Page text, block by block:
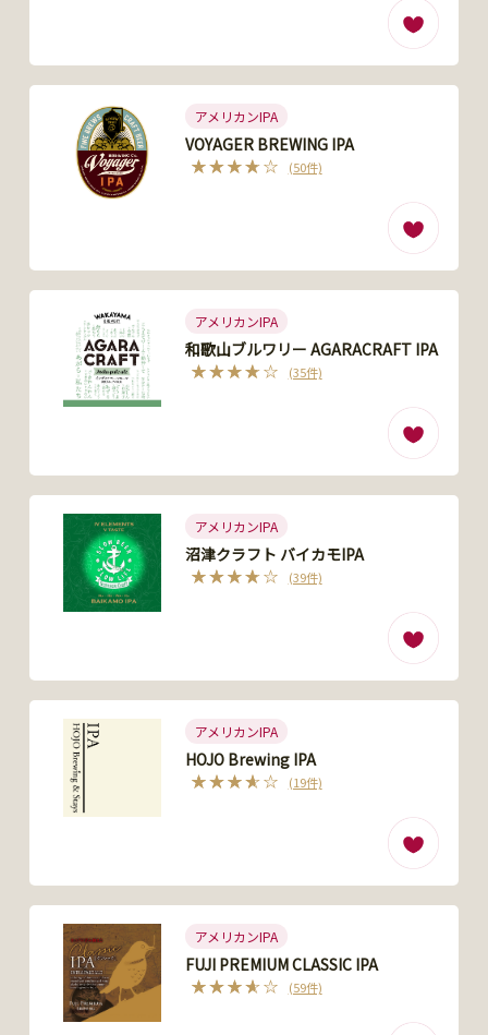
アメリカンIPA
VOYAGER BREWING IPA
(50件)
アメリカンIPA
和歌山ブルワリー AGARACRAFT IPA
(35件)
アメリカンIPA
沼津クラフト バイカモIPA
(39件)
アメリカンIPA
HOJO Brewing IPA
(19件)
アメリカンIPA
FUJI PREMIUM CLASSIC IPA
(59件)